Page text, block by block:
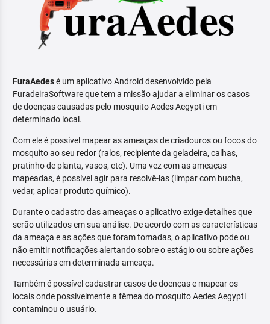
FuraAedesé um aplicativo Android desenvolvido pela
FuradeiraSoftware que tem a missão ajudar a eliminar os casos
de doenças causadas pelo mosquito Aedes Aegypti em
determinado local.
Com ele é possível mapear as ameaças de criadouros ou focos do
mosquito ao seu redor (ralos, recipiente da geladeira, calhas,
pratinho de planta, vasos, etc). Uma vez com as ameaças
mapeadas, é possível agir para resolvê-las (limpar com bucha,
vedar, aplicar produto químico).
Durante o cadastro das ameaças o aplicativo exige detalhes que
serão utilizados em sua análise. De acordo com as características
da ameaça e as ações que foram tomadas, o aplicativo pode ou
não emitir notificações alertando sobre o estágio ou sobre ações
necessárias em determinada ameaça.
Também é possível cadastrar casos de doenças e mapear os
locais onde possivelmente a fêmea do mosquito Aedes Aegypti
contaminou o usuário.